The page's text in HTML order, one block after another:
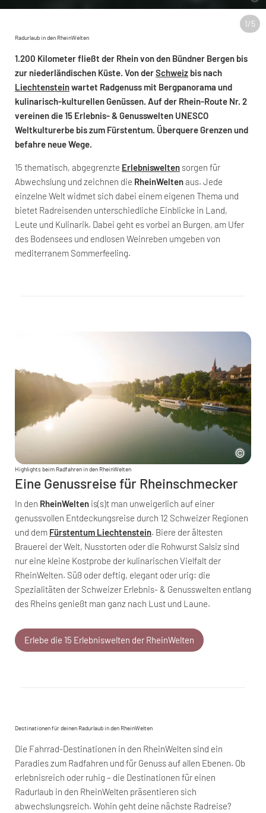
1/5
Radurlaub in den RheinWelten
1.200 Kilometer fließt der Rhein von den Bündner Bergen bis
zur niederländischen Küste. Von derSchweiz bis nach
Liechtensteinwartet Radgenuss mit Bergpanorama und
kulinarisch-kulturellen Genüssen. Auf der Rhein-Route Nr. 2
vereinen die 15 Erlebnis- & Genusswelten UNESCO
Weltkulturerbe bis zum Fürstentum. Überquere Grenzen und
befahre neue Wege.
15 thematisch, abgegrenzte Erlebniswelten sorgen für
Abwechslung und zeichnen die RheinWeltenaus. Jede
einzelne Welt widmet sich dabei einem eigenen Thema und
bietet Radreisenden unterschiedliche Einblicke in Land,
Leute und Kulinarik. Dabei geht es vorbei an Burgen, am Ufer
des Bodensees und endlosen Weinreben umgeben von
mediterranem Sommerfeeling.
Highlights beim Radfahren in den RheinWelten
Eine Genussreise für Rheinschmecker
In den RheinWelten is(s)t man unweigerlich auf einer
genussvollen Entdeckungsreise durch 12 Schweizer Regionen
und dem Fürstentum Liechtenstein. Biere der ältesten
Brauerei der Welt, Nusstorten oder die Rohwurst Salsiz sind
nur eine kleine Kostprobe der kulinarischen Vielfalt der
RheinWelten. Süß oder deftig, elegant oder urig: die
Spezialitäten der Schweizer Erlebnis- & Genusswelten entlang
des Rheins genießt man ganz nach Lust und Laune.
Erlebe die 15 Erlebniswelten der RheinWelten
Destinationen für deinen Radurlaub in den RheinWelten
Die Fahrrad-Destinationen in den RheinWelten sind ein
Paradies zum Radfahren und für Genuss auf allen Ebenen. Ob
erlebnisreich oder ruhig – die Destinationen für einen
Radurlaub in den RheinWelten präsentieren sich
abwechslungsreich. Wohin geht deine nächste Radreise?